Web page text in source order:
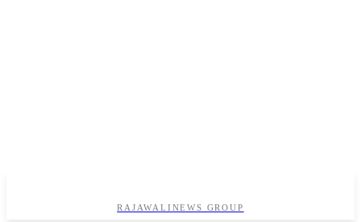
RAJAWALINEWS GROUP